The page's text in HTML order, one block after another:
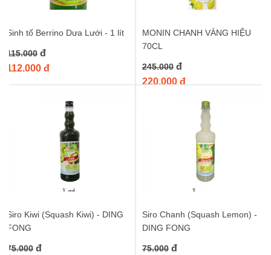
liệu pha trà sữa bkb
Sinh tố Berrino Dưa Lưới - 1 lít
115.000 đ
112.000 đ
MONIN CHANH VÀNG HIỆU
70CL
245.000 đ
220.000 đ
Siro Kiwi (Squash Kiwi) - DING
FONG
75.000 đ
Siro Chanh (Squash Lemon) -
DING FONG
75.000 đ